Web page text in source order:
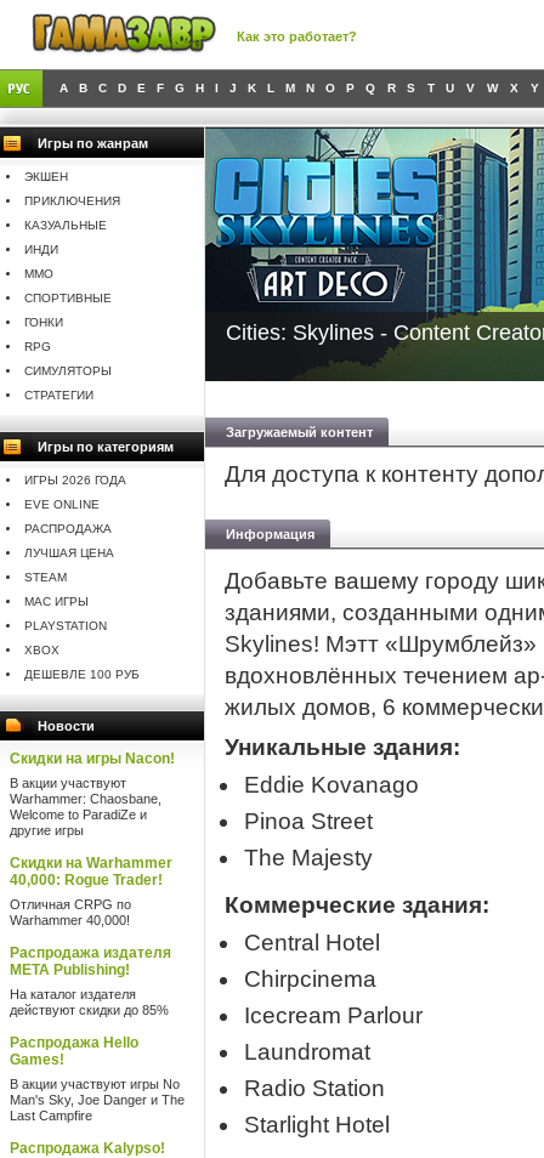
Как это работает?
A B C D E F G H I J K L M N O P Q R S T U V W X Y
Игры по жанрам
ЭКШЕН
ПРИКЛЮЧЕНИЯ
КАЗУАЛЬНЫЕ
ИНДИ
MMO
СПОРТИВНЫЕ
ГОНКИ
RPG
СИМУЛЯТОРЫ
СТРАТЕГИИ
Игры по категориям
ИГРЫ 2026 ГОДА
EVE ONLINE
РАСПРОДАЖА
ЛУЧШАЯ ЦЕНА
STEAM
MAC ИГРЫ
PLAYSTATION
XBOX
ДЕШЕВЛЕ 100 РУБ
Новости
Скидки на игры Nacon!
В акции участвуют
Warhammer: Chaosbane,
Welcome to ParadiZe и
другие игры
Скидки на Warhammer
40,000: Rogue Trader!
Отличная CRPG по
Warhammer 40,000!
Распродажа издателя
META Publishing!
На каталог издателя
действуют скидки до 85%
Распродажа Hello
Games!
В акции участвуют игры No
Man's Sky, Joe Danger и The
Last Campfire
Распродажа Kalypso!
Cities: Skylines - Content
Загружаемый контент
Для доступа к контенту
Информация
Добавьте вашему городу
зданиями, созданными
Skylines! Мэтт
вдохновлённых течением
жилых домов, 6
Уникальные здания:
Eddie Kovanago
Pinoa Street
The Majesty
Коммерческие здания:
Central Hotel
Chirpcinema
Icecream Parlour
Laundromat
Radio Station
Starlight Hotel